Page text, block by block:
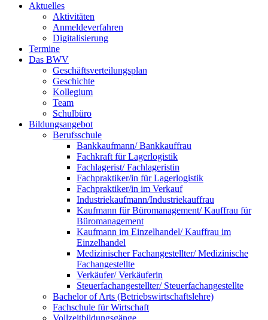
Aktuelles
Aktivitäten
Anmeldeverfahren
Digitalisierung
Termine
Das BWV
Geschäftsverteilungsplan
Geschichte
Kollegium
Team
Schulbüro
Bildungsangebot
Berufsschule
Bankkaufmann/ Bankkauffrau
Fachkraft für Lagerlogistik
Fachlagerist/ Fachlageristin
Fachpraktiker/in für Lagerlogistik
Fachpraktiker/in im Verkauf
Industriekaufmann/Industriekauffrau
Kaufmann für Büromanagement/ Kauffrau für
Büromanagement
Kaufmann im Einzelhandel/ Kauffrau im
Einzelhandel
Medizinischer Fachangestellter/ Medizinische
Fachangestellte
Verkäufer/ Verkäuferin
Steuerfachangestellter/ Steuerfachangestellte
Bachelor of Arts (Betriebswirtschaftslehre)
Fachschule für Wirtschaft
Vollzeitbildungsgänge